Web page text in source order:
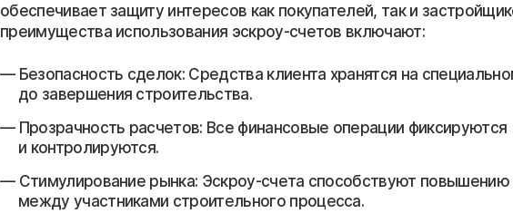
обеспечивает защиту интересов как покупателей, так и
преимущества использования эскроу-счетов включают:
Безопасность сделок: Средства клиента хранятся на
до завершения строительства.
Прозрачность расчетов: Все финансовые операции фиксируются
и контролируются.
Стимулирование рынка: Эскроу-счета способствуют
между участниками строительного процесса.